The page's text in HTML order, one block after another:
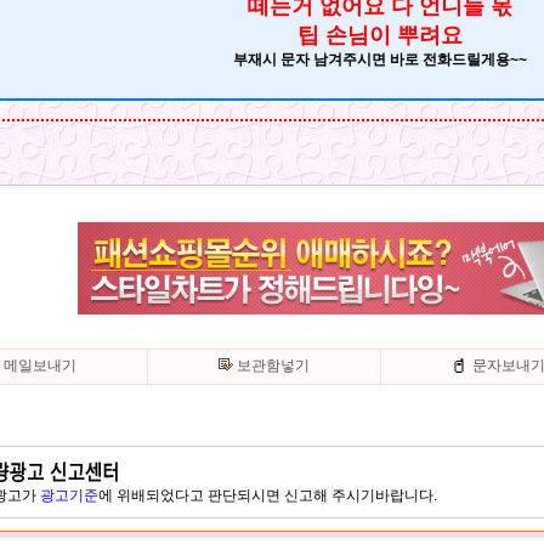
떼는거 없어요 다 언니들 몫
팁 손님이 뿌려요
부재시 문자 남겨주시면 바로 전화드릴게용~~
메일보내기 보관함넣기 문자보내기
고가 광고기준에 위배되었다고 판단되시면 신고해 주시기바랍니다.